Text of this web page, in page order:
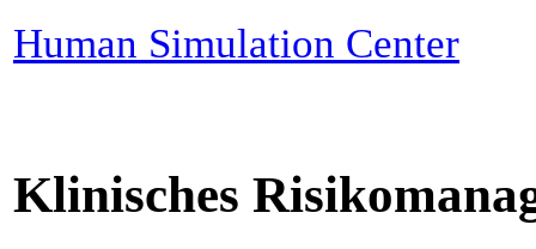
Human Simulation Center
Klinisches